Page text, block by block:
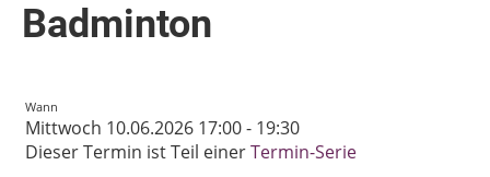
Badminton
Wann
Mittwoch 10.06.2026 17:00 - 19:30
Dieser Termin ist Teil einerTermin-Serie